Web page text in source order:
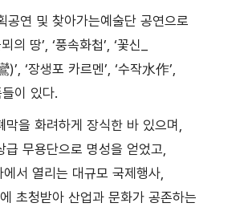
연 및 찾아가는예술단 공연으로
땅’, ‘풍속화첩’, ‘꽃신_
‘장생포 카르멘’, ‘수작水作’,
이 있다.
막을 화려하게 장식한 바 있으며,
무용단으로 명성을 얻었고,
서 열리는 대규모 국제행사,
초청받아 산업과 문화가 공존하는